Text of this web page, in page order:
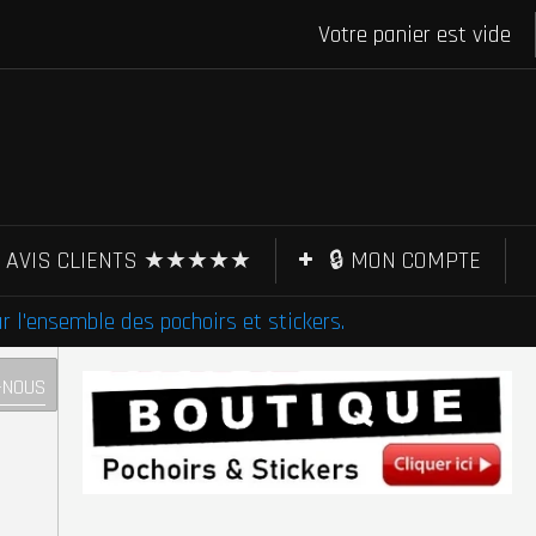
Votre panier est vide
AVIS CLIENTS ★★★★★
🔒 MON COMPTE
l'ensemble des pochoirs et stickers.